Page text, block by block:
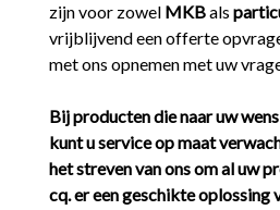
zijn voor zowel MKBals
vrijblijvend een offerte
met ons opnemen met uw
Bij producten die naar uw
kunt u service op maat
het streven van ons om al uw
cq. er een geschikte oplossing